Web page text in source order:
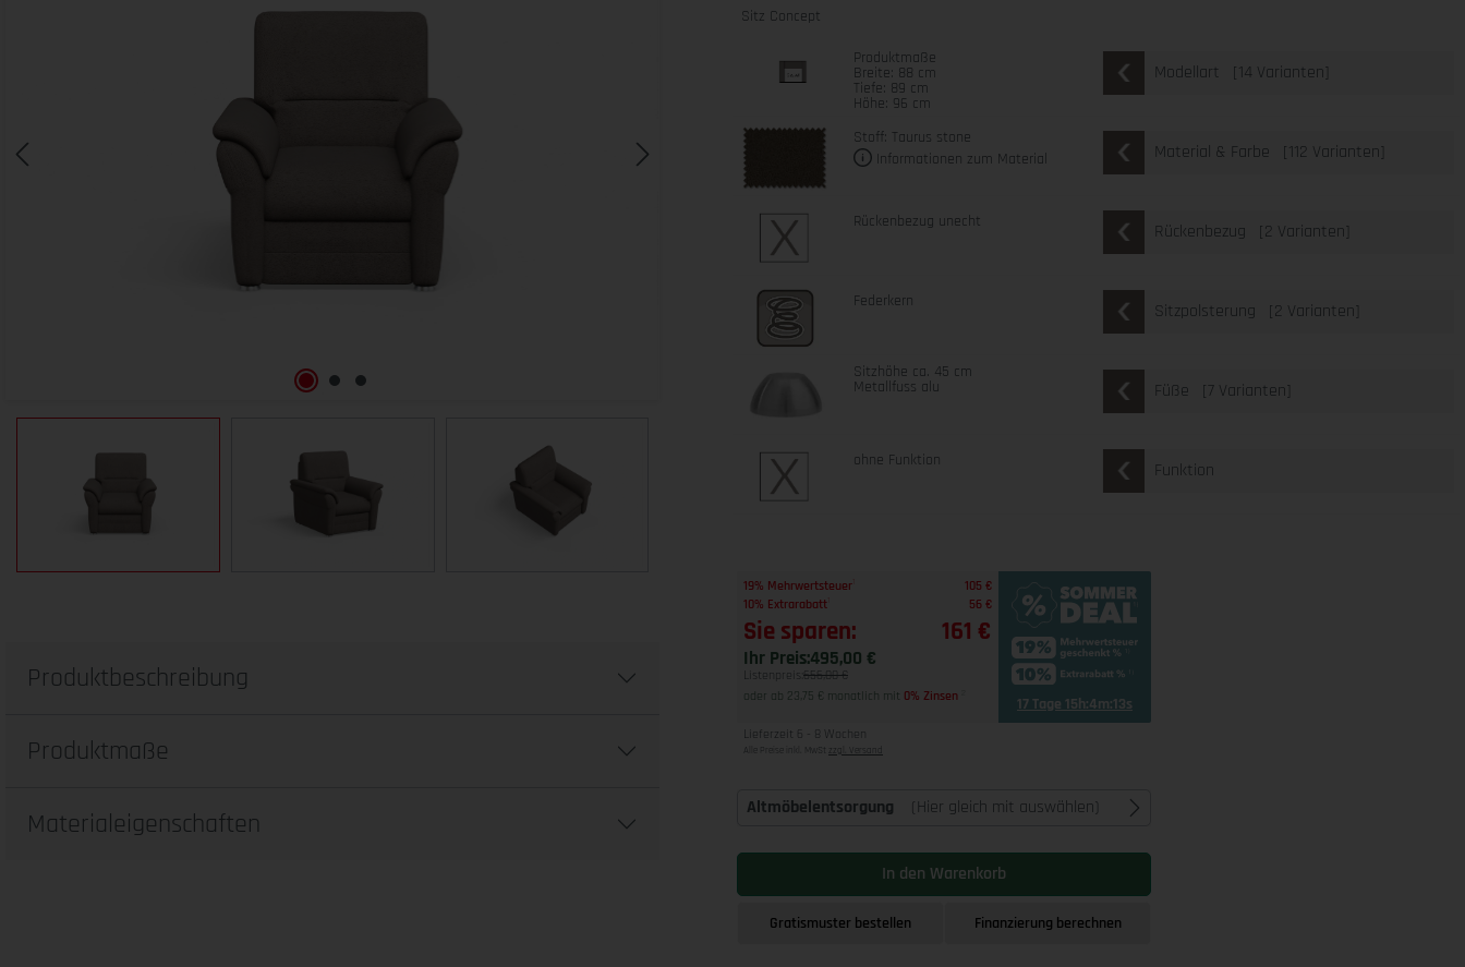
Sitz Concept
Produktmaße
Breite: 88 cm
Tiefe: 89 cm
Höhe: 96 cm
Modellart [14 Varianten]
Stoff: Taurus stone
Informationen zum Material
Material & Farbe [112 Varianten]
Rückenbezug unecht Rückenbezug [2 Varianten]
Federkern Sitzpolsterung [2 Varianten]
Sitzhöhe ca. 45 cm
Metallfuss alu Füße [7 Varianten]
ohne Funktion Funktion
19% Mehrwertsteuer
105 €
10% Extrarabatt
56 €
Sie sparen: 161 €
Ihr Preis:495,00 €
Listenpreis: 656,00 €
oder ab 23,75 € monatlich mit 0% Zinsen 17 Tage 15h:4m:12s
Lieferzeit 6 - 8 Wochen
Alle Preise inkl. MwSt zzgl. Versand
Altmöbelentsorgung (Hier gleich mit auswählen)
In den Warenkorb
Gratismuster bestellen Finanzierung berechnen
Produktbeschreibung
Produktmaße
Materialeigenschaften